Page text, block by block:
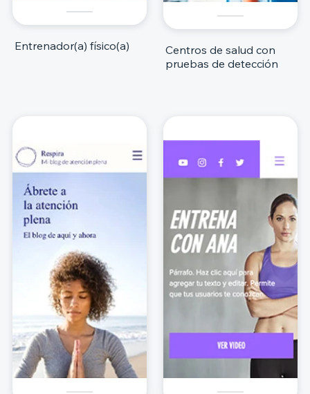
Entrenador(a) físico(a)
Centros de salud con
pruebas de detección